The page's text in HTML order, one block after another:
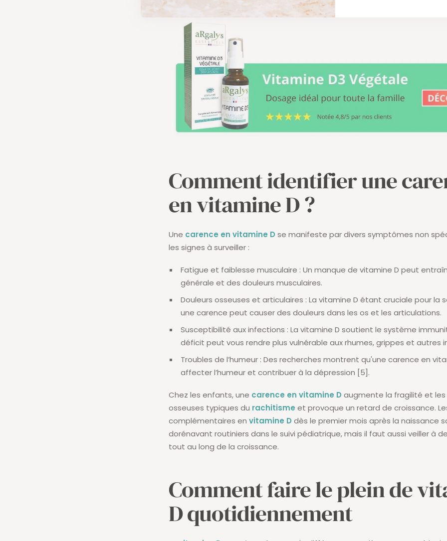
développement osseux et à la prévention de maladies comme le
Comment identifier une
en vitamine D ?
Une carence en vitamine D se manifeste par divers symptômes non
les signes à surveiller :
Fatigue et faiblesse musculaire : Un manque de vitamine D peut
générale et des douleurs musculaires.
Douleurs osseuses et articulaires : La vitamine D étant cruciale pour la
une carence peut causer des douleurs dans les os et les articulations.
Susceptibilité aux infections : La vitamine D soutient le système
déficit peut vous rendre plus vulnérable aux rhumes, grippes et autres
Troubles de l’humeur : Des recherches montrent qu'une carence en
affecter l’humeur et contribuer à la dépression [5].
Chez les enfants, une carence en vitamine D augmente la fragilité et
osseuses typiques du rachitisme et provoque un retard de croissance.
complémentaires en vitamine D dès le premier mois après la naissance
dorénavant routiniers dans le suivi pédiatrique, mais il faut aussi veiller à
tout au long de la croissance.
Comment faire le plein de
D quotidiennement